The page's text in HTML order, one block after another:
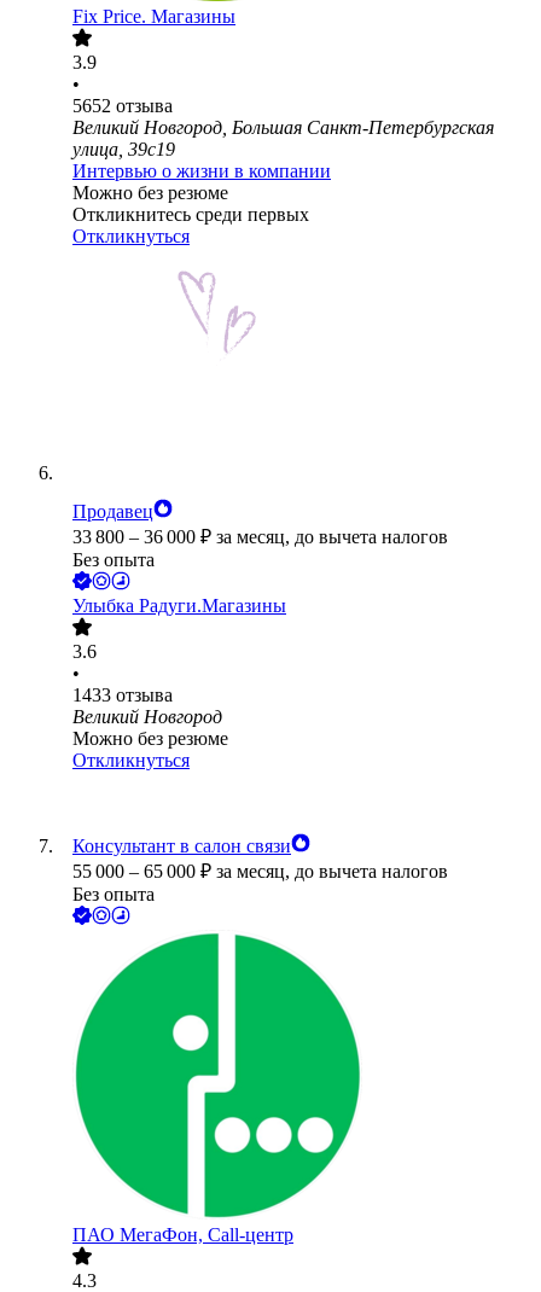
Fix Price. Магазины
3.9
•
5652 отзыва
Великий Новгород, Большая Санкт-Петербургская
улица, 39с19
Интервью о жизни в компании
Можно без резюме
Откликнитесь среди первых
Откликнуться
Продавец
33 800 – 36 000 ₽ за месяц, до вычета налогов
Без опыта
Улыбка Радуги.Магазины
3.6
•
1433 отзыва
Великий Новгород
Можно без резюме
Откликнуться
Консультант в салон связи
55 000 – 65 000 ₽ за месяц, до вычета налогов
Без опыта
ПАО МегаФон, Call-центр
4.3